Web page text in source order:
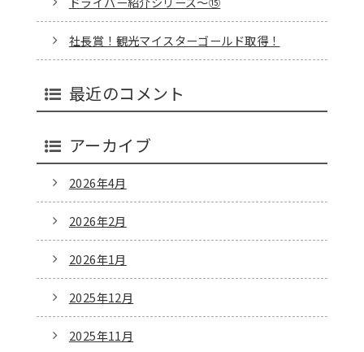
社長賞！観光マイスターゴールド取得！
最近のコメント
アーカイブ
2026年4月
2026年2月
2026年1月
2025年12月
2025年11月